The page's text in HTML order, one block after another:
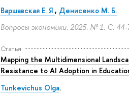
Варшавская Е. Я., Денисенко М. Б.
Вопросы экономики. 2025. № 1. С. 44-
Статья
Mapping the Multidimensional
Resistance to AI Adoption in
Tunkevichus Olga.